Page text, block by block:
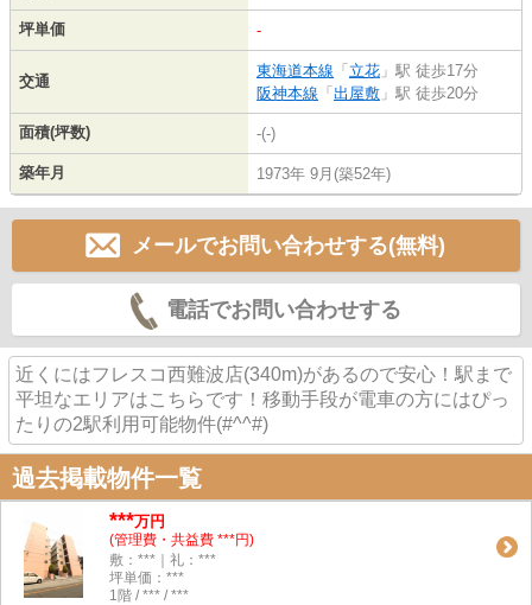
坪単価 -
交通
東海道本線 「 立花 」駅 徒歩17分
阪神本線 「 出屋敷 」駅 徒歩20分
面積(坪数) -(-)
築年月 1973年 9月(築52年)
メールでお問い合わせする(無料)
電話でお問い合わせする
近くにはフレスコ西難波店(340m)があるので安心！駅まで
平坦なエリアはこちらです！移動手段が電車の方にはぴっ
たりの2駅利用可能物件(#^^#)
過去掲載物件一覧
***万円
(管理費・共益費 ***円)
敷：***｜礼：***
坪単価：***
1階 / *** / ***